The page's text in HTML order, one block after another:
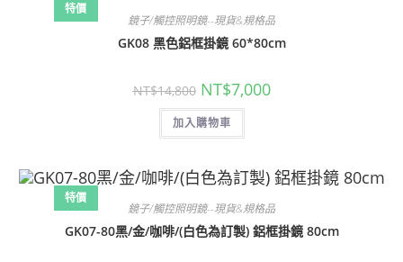
特價
鏡子/觸控照明鏡--現貨&規格品
GK08 黑色鋁框掛鏡 60*80cm
NT$14,800 原
始
價
格：
NT$14,800。
NT$7,000目
前
加入購物車
特價
鏡子/觸控照明鏡--現貨&規格品
GK07-80黑/金/咖啡/(白色為訂製) 鋁框掛鏡 80cm